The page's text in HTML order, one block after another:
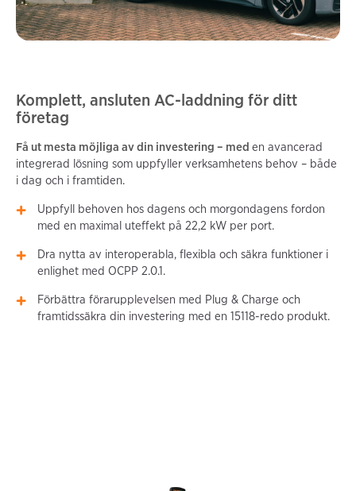
Komplett, ansluten AC-laddning för ditt
företag
Få ut mesta möjliga av din investering – med en avancerad
integrerad lösning som uppfyller verksamhetens behov – både
i dag och i framtiden.
Uppfyll behoven hos dagens och morgondagens fordon
med en maximal uteffekt på 22,2 kW per port.
Dra nytta av interoperabla, flexibla och säkra funktioner i
enlighet med OCPP 2.0.1.
Förbättra förarupplevelsen med Plug & Charge och
framtidssäkra din investering med en 15118-redo produkt.